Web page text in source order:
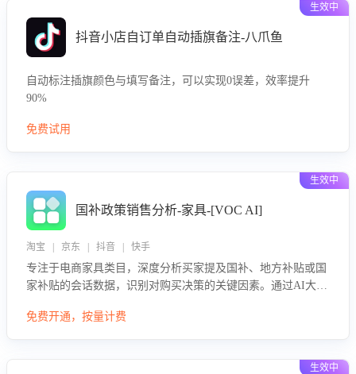
生效中
抖音小店自订单自动插旗备注-八爪鱼
自动标注插旗颜色与填写备注，可以实现0误差，效率提升
90%
免费试用
生效中
国补政策销售分析-家具-[VOC AI]
淘宝 | 京东 | 抖音 | 快手
专注于电商家具类目，深度分析买家提及国补、地方补贴或国
家补贴的会话数据，识别对购买决策的关键因素。通过AI大模
略，助力商家利用国补政策提升GMV。
免费开通，按量计费
生效中